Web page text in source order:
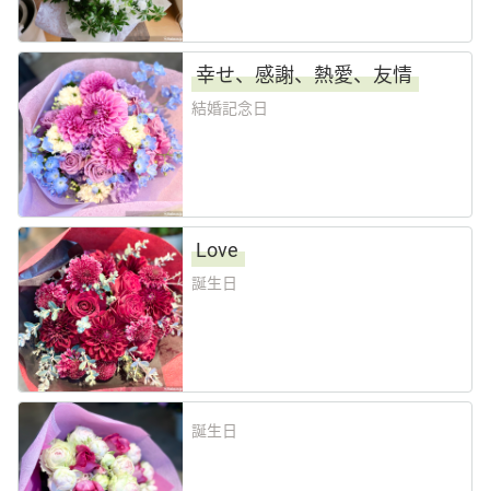
幸せ、感謝、熱愛、友情
結婚記念日
Love
誕生日
誕生日